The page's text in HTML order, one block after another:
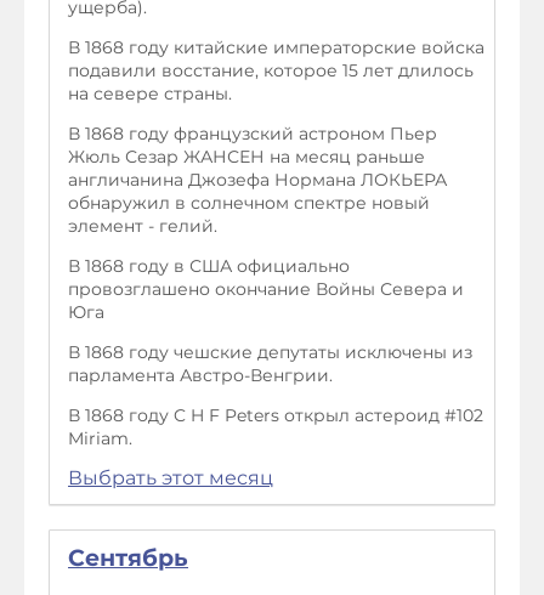
ущерба).
В 1868 году китайские императорские войска
подавили восстание, которое 15 лет длилось
на севере страны.
В 1868 году французский астроном Пьер
Жюль Сезар ЖАНСЕН на месяц раньше
англичанина Джозефа Нормана ЛОКЬЕРА
обнаружил в солнечном спектре новый
элемент - гелий.
В 1868 году в США официально
провозглашено окончание Войны Севера и
Юга
В 1868 году чешские депутаты исключены из
парламента Австро-Венгрии.
В 1868 году C H F Peters открыл астероид #102
Miriam.
Выбрать этот месяц
Сентябрь